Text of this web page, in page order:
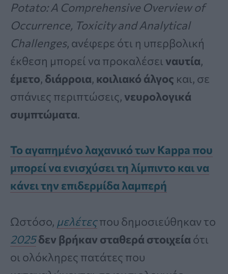
Potato: A Comprehensive Overview of
Occurrence, Toxicity and Analytical
Challenges, ανέφερε ότι η υπερβολική
έκθεση μπορεί να προκαλέσει ναυτία,
έμετο, διάρροια, κοιλιακό άλγος και, σε
σπάνιες περιπτώσεις,νευρολογικά
συμπτώματα.
Το αγαπημένο λαχανικό των Kappa που
μπορεί να ενισχύσει τη λίμπιντο και να
κάνει την επιδερμίδα λαμπερή
Ωστόσο, μελέτεςπου δημοσιεύθηκαν το
2025δεν βρήκαν σταθερά στοιχεία ότι
οι ολόκληρες πατάτες που